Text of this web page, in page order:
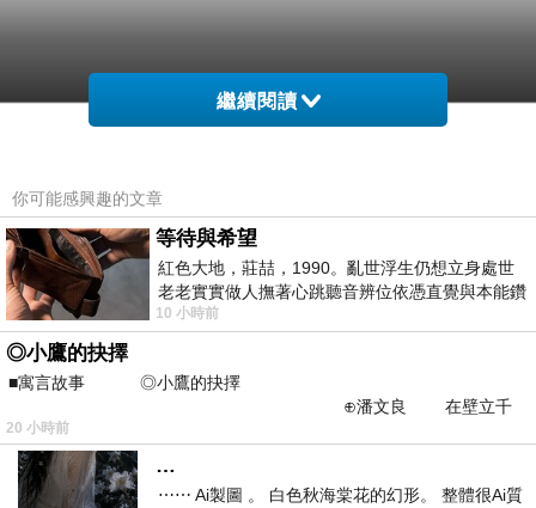
繼續閱讀
你可能感興趣的文章
等待與希望
紅色大地，莊喆，1990。亂世浮生仍想立身處世
老老實實做人撫著心跳聽音辨位依憑直覺與本能鑽
向裂隙的亮處探索另一個心聲另一個共鳴的
10 小時前
◎小鷹的抉擇
■寓言故事 ◎小鷹的抉擇
⊕潘文良 在壁立千
仞的懸崖上，有一座遮天蔽
20 小時前
…
⋯⋯ Ai製圖 。 白色秋海棠花的幻形。 整體很Ai質